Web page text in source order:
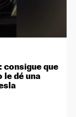
consigue que
le dé una